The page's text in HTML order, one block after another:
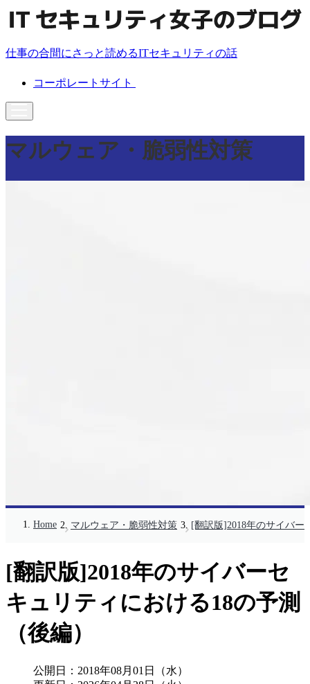
仕事の合間にさっと読めるITセキュリティの話
コーポレートサイト
マルウェア・脆弱性対策
Home マルウェア・脆弱性対策 [翻訳版]2018年のサイバー
[翻訳版]2018年のサイバーセ
キュリティにおける18の予測
（後編）
公開日： 2018年08月01日（水）